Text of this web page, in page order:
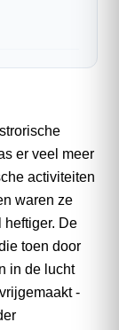
er veel meer
activiteiten
waren ze
heftiger. De
toen door
in de lucht
-